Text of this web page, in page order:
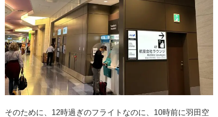
そのために、12時過ぎのフライトなのに、10時前に羽田空